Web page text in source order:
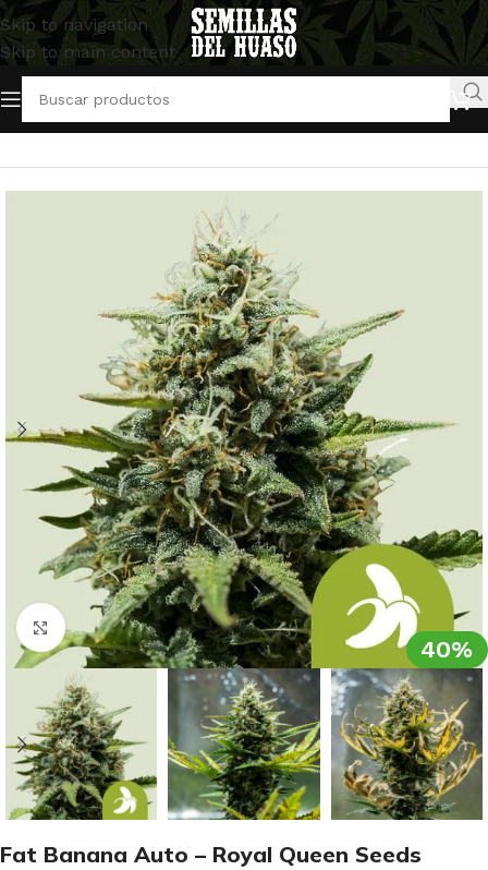
Skip to navigation
Skip to main content
Inicio/Semillas Autoflorecientes/Royal Queen Seeds
40%
Clic para ampliar
Fat Banana Auto – Royal Queen Seeds